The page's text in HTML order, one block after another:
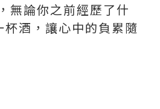
無論你之前經歷了什
酒，讓心中的負累隨